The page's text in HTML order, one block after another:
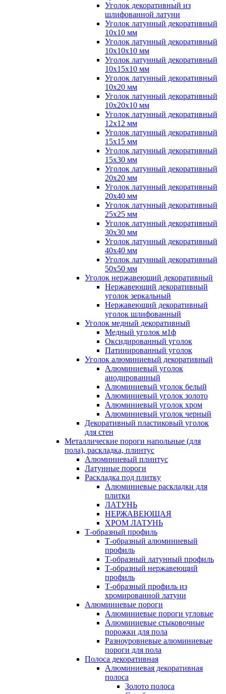
Уголок декоративный из
шлифованной латуни
Уголок латунный декоративный
10x10 мм
Уголок латунный декоративный
10x10x10 мм
Уголок латунный декоративный
10x15x10 мм
Уголок латунный декоративный
10x20 мм
Уголок латунный декоративный
10x20x10 мм
Уголок латунный декоративный
12x12 мм
Уголок латунный декоративный
15x15 мм
Уголок латунный декоративный
15x30 мм
Уголок латунный декоративный
20x20 мм
Уголок латунный декоративный
20x40 мм
Уголок латунный декоративный
25x25 мм
Уголок латунный декоративный
30x30 мм
Уголок латунный декоративный
40x40 мм
Уголок латунный декоративный
50x50 мм
Уголок нержавеющий декоративный
Нержавеющий декоративный
уголок зеркальный
Нержавеющий декоративный
уголок шлифованный
Уголок медный декоративный
Медный уголок м1ф
Оксидированный уголок
Патинированный уголок
Уголок алюминиевый декоративный
Алюминиевый уголок
анодированный
Алюминиевый уголок белый
Алюминиевый уголок золото
Алюминиевый уголок хром
Алюминиевый уголок черный
Декоративный пластиковый уголок
для стен
Металлические пороги напольные (для
пола), раскладка, плинтус
Алюминиевый плинтус
Латунные пороги
Раскладка под плитку
Алюминиевые раскладки для
плитки
ЛАТУНЬ
НЕРЖАВЕЮЩАЯ
ХРОМ ЛАТУНЬ
Т-образный профиль
Т-образный алюминиевый
профиль
Т-образный латунный профиль
Т-образный нержавеющий
профиль
Т-образный профиль из
хромированной латуни
Алюминиевые пороги
Алюминиевые пороги угловые
Алюминиевые стыковочные
порожки для пола
Разноуровневые алюминиевые
пороги для пола
Полоса декоративная
Алюминиевая декоративная
полоса
Золото полоса